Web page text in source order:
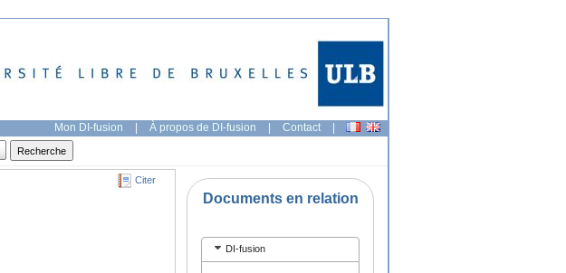
Mon DI-fusion | À propos de DI-fusion | Contact |
Citer
Documents en relation
DI-fusion